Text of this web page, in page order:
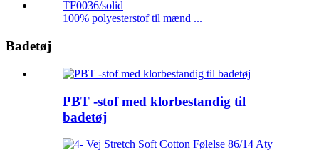
100% polyesterstof til mænd ...
Badetøj
PBT -stof med klorbestandig til
badetøj